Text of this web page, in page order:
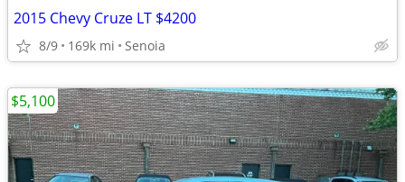
2015 Chevy Cruze LT $4200
8/9 169k mi Senoia
$5,100